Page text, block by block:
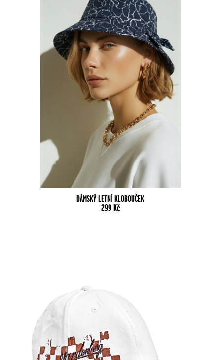
DÁMSKÝ LETNÍ KLOBOUČEK
299Kč